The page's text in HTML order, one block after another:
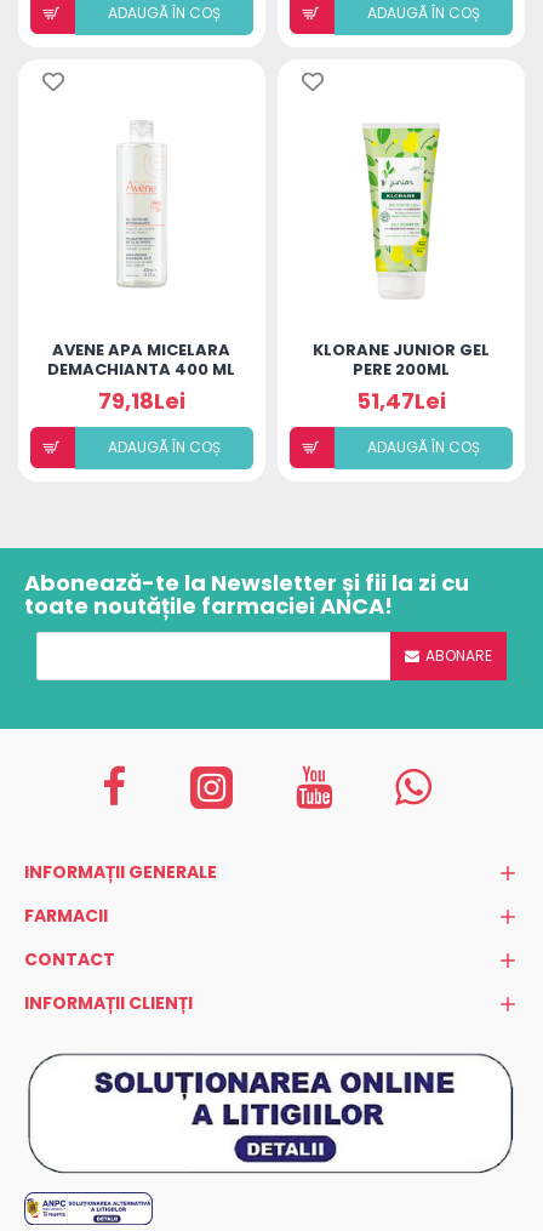
ADAUGÃ ÎN COȘ ADAUGÃ ÎN COȘ
AVENE APA MICELARA
DEMACHIANTA 400 ML
79,18Lei
ADAUGÃ ÎN COȘ
KLORANE JUNIOR GEL
PERE 200ML
51,47Lei
ADAUGÃ ÎN COȘ
Abonează-te la Newsletter și fii la zi cu
toate noutățile farmaciei ANCA!
ABONARE
INFORMAȚII GENERALE
FARMACII
CONTACT
INFORMAȚII CLIENȚI